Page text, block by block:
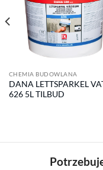
CHEMIA BUDOWLANA
DANA LETTSPARKEL
626 5L TILBUD